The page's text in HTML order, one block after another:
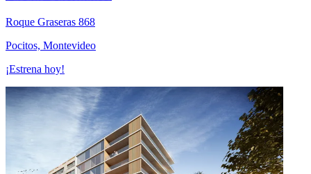
Roque Graseras 868
Pocitos, Montevideo
¡Estrena hoy!